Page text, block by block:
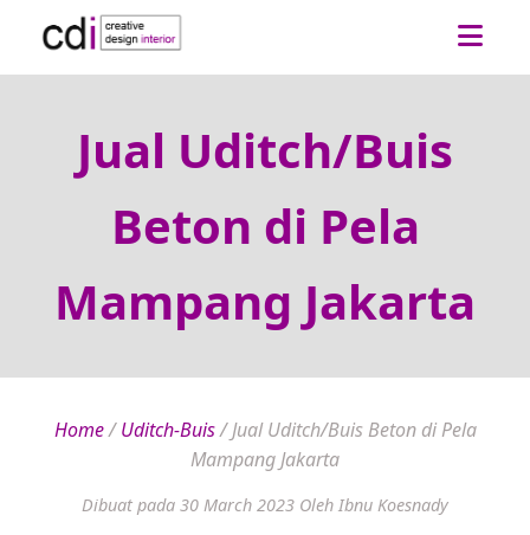
Jual Uditch/Buis
Beton di Pela
Mampang Jakarta
Home/Uditch-Buis/Jual Uditch/Buis Beton di Pela
Mampang Jakarta
Dibuat pada 30 March 2023 Oleh Ibnu Koesnady